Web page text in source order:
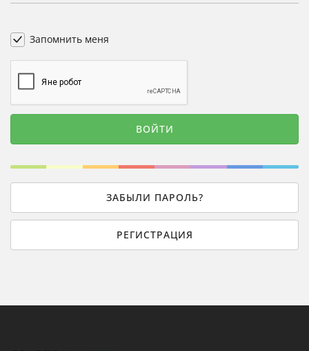
Запомнить меня
ЗАБЫЛИ ПАРОЛЬ?
РЕГИСТРАЦИЯ